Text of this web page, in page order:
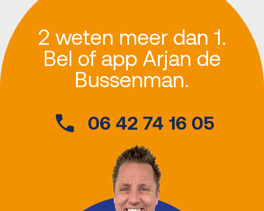
2 weten meer dan 1.
Bel of app Arjan de
Bussenman.
06 42 74 16 05